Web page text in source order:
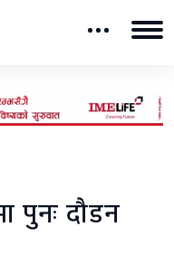
पुनः दौडन